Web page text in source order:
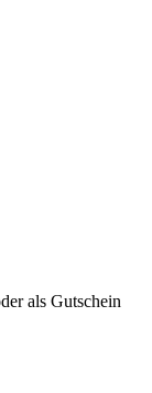
als Gutschein